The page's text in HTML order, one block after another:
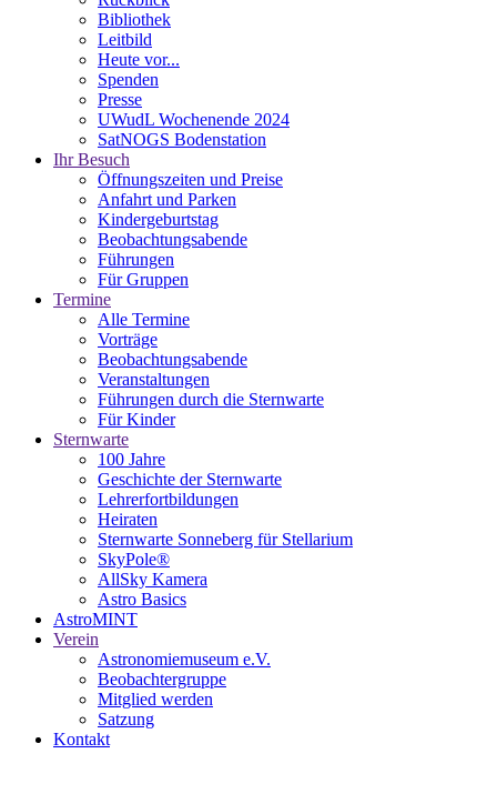
Bibliothek
Leitbild
Heute vor...
Spenden
Presse
UWudL Wochenende 2024
SatNOGS Bodenstation
Ihr Besuch
Öffnungszeiten und Preise
Anfahrt und Parken
Kindergeburtstag
Beobachtungsabende
Führungen
Für Gruppen
Termine
Alle Termine
Vorträge
Beobachtungsabende
Veranstaltungen
Führungen durch die Sternwarte
Für Kinder
Sternwarte
100 Jahre
Geschichte der Sternwarte
Lehrerfortbildungen
Heiraten
Sternwarte Sonneberg für Stellarium
SkyPole®
AllSky Kamera
Astro Basics
AstroMINT
Verein
Astronomiemuseum e.V.
Beobachtergruppe
Mitglied werden
Satzung
Kontakt